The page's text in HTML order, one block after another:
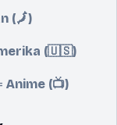
(🗾)
(🇺🇸)
Anime (📺)